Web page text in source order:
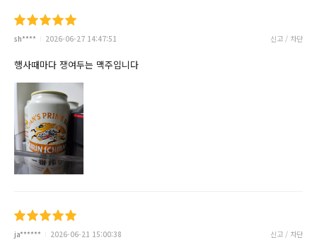
sh**** 2026-06-27 14:47:51 신고 / 차단
행사때마다 쟁여두는 맥주입니다
ja****** 2026-06-21 15:00:38 신고 / 차단